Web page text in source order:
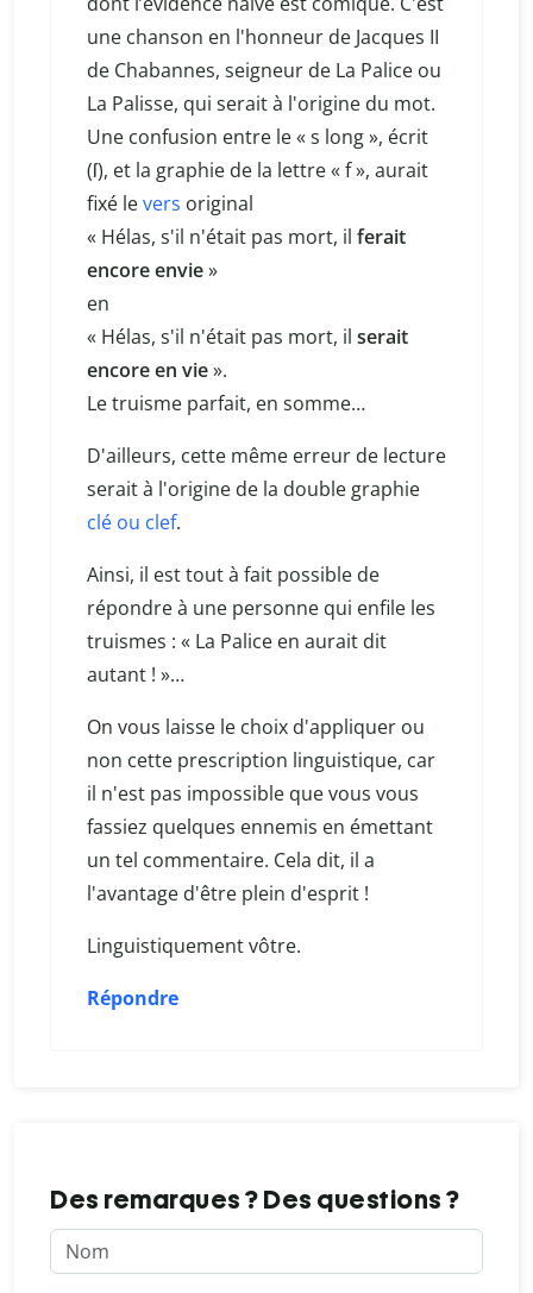
une chanson en l'honneur de Jacques II
de Chabannes, seigneur de La Palice ou
La Palisse, qui serait à l'origine du mot.
Une confusion entre le « s long », écrit
(ſ), et la graphie de la lettre « f », aurait
fixé levers original
« Hélas, s'il n'était pas mort, il ferait
encore envie»
en
« Hélas, s'il n'était pas mort, il serait
encore en vie».
Le truisme parfait, en somme…
D'ailleurs, cette même erreur de lecture
serait à l'origine de la double graphie
clé ou clef.
Ainsi, il est tout à fait possible de
répondre à une personne qui enfile les
truismes : « La Palice en aurait dit
autant ! »…
On vous laisse le choix d'appliquer ou
non cette prescription linguistique, car
il n'est pas impossible que vous vous
fassiez quelques ennemis en émettant
un tel commentaire. Cela dit, il a
l'avantage d'être plein d'esprit !
Linguistiquement vôtre.
Répondre
Des remarques ? Des questions ?